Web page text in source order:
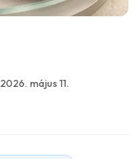
2026. május 11.